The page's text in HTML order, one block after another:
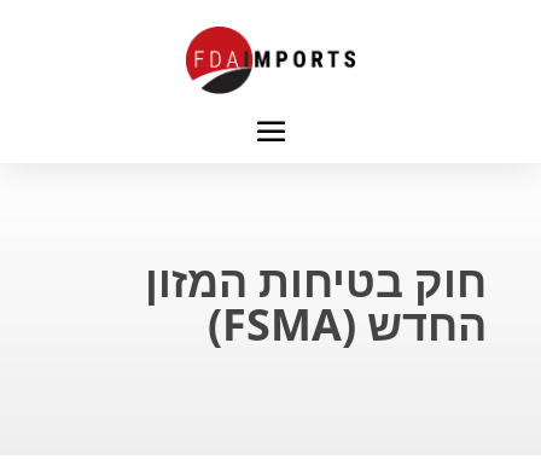
חוק בטיחות המזון
החדש (FSMA)